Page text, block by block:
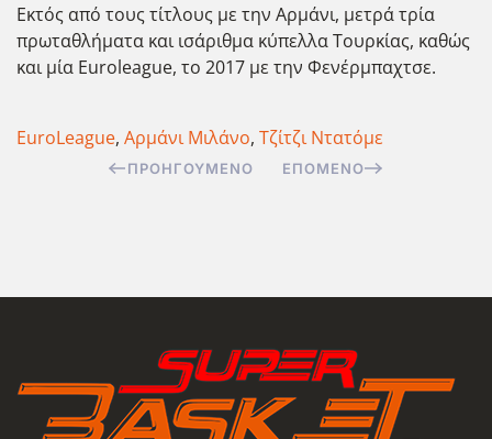
Εκτός από τους τίτλους με την Αρμάνι, μετρά τρία
πρωταθλήματα και ισάριθμα κύπελλα Τουρκίας, καθώς
και μία Euroleague, το 2017 με την Φενέρμπαχτσε.
EuroLeague, Αρμάνι Μιλάνο, Τζίτζι Ντατόμε
ΠΡΟΗΓΟΎΜΕΝΟ ΕΠΌΜΕΝΟ